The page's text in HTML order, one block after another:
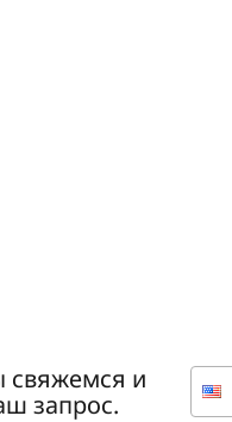
свяжемся и
запрос.